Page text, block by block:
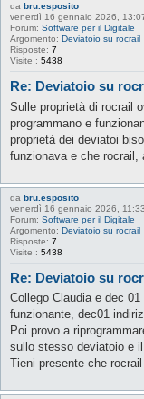
da bru.esposito
venerdì 16 gennaio 2026,
Forum: Software per il Digitale
Argomento: Deviatoio su rocrail
Risposte: 7
Visite : 5438
Re: Deviatoio su
Sulle proprietà di rocrail
programmano e
proprietà dei deviatoi
funzionava e che rocrail,
da bru.esposito
venerdì 16 gennaio 2026, 11:33
Forum: Software per il Digitale
Argomento: Deviatoio su rocrail
Risposte: 7
Visite : 5438
Re: Deviatoio su
Collego Claudia e dec
funzionante, dec01
Poi provo a
sullo stesso deviatoio e
Tieni presente che